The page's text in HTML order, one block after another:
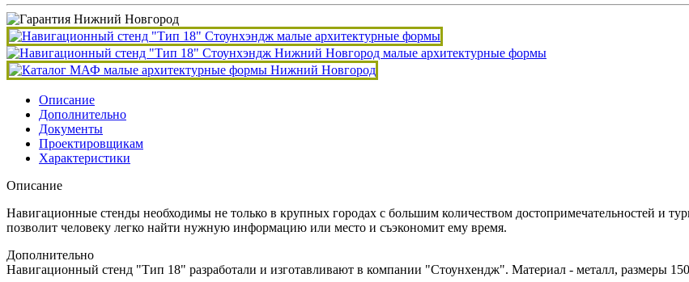
Описание
Дополнительно
Документы
Проектировщикам
Характеристики
Описание
Навигационные стенды необходимы не только в крупных городах с большим количеством достопримечательностей и
позволит человеку легко найти нужную информацию или место и съэкономит ему время.
Дополнительно
Навигационный стенд "Тип 18" разработали и изготавливают в компании "Стоунхендж". Материал - металл, размеры